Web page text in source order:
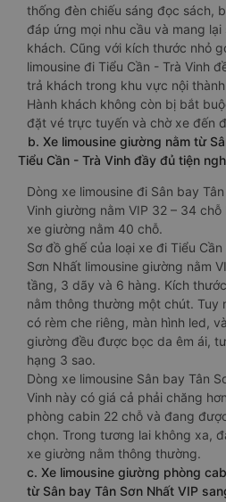
thống đèn chiếu sáng đọc sách,
đáp ứng mọi nhu cầu và mang
khách. Cũng với kích thước nhỏ
limousine đi Tiểu Cần - Trà Vinh
trả khách trong khu vực nội
Hành khách không còn bị bắt
đặt vé trực tuyến và chờ xe đến
b. Xe limousine giường nằm từ
Tiểu Cần - Trà Vinh đầy đủ tiện
Dòng xe limousine đi Sân bay
Vinh giường nằm VIP 32 – 34
xe giường nằm 40 chỗ.
Sơ đồ ghế của loại xe đi Tiểu
Sơn Nhất limousine giường nằm
tầng, 3 dãy và 6 hàng. Kích
nằm thông thường một chút. Tuy
có rèm che riêng, màn hình led,
giường đều được bọc da êm ái,
hạng 3 sao.
Dòng xe limousine Sân bay Tân
Vinh này có giá cả phải chăng
phòng cabin 22 chỗ và đang
chọn. Trong tương lai không xa,
xe giường nằm thông thường.
c. Xe limousine giường phòng
từ Sân bay Tân Sơn Nhất VIP